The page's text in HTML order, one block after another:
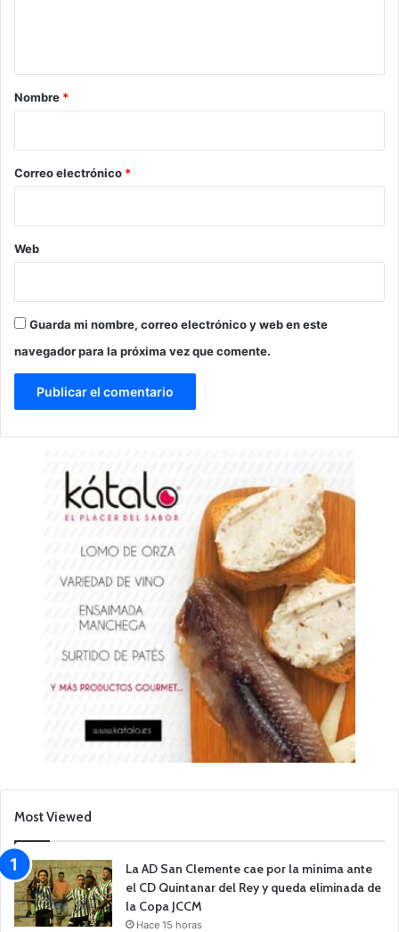
r
*
Nombre *
Correo electrónico *
Web
Guarda mi nombre, correo electrónico y web en este
navegador para la próxima vez que comente.
Most Viewed
La AD San Clemente cae por la mínima ante
el CD Quintanar del Rey y queda eliminada de
la Copa JCCM
Hace 15 horas